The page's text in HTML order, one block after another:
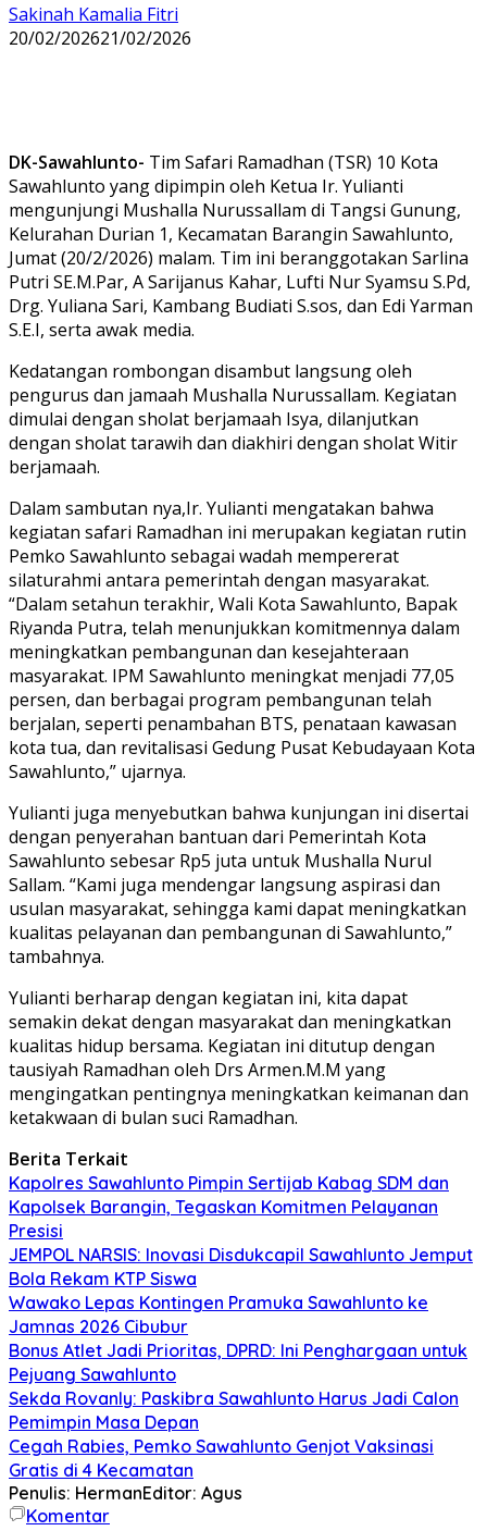
Sakinah Kamalia Fitri
20/02/202621/02/2026
DK-Sawahlunto- Tim Safari Ramadhan (TSR) 10 Kota
Sawahlunto yang dipimpin oleh Ketua Ir. Yulianti
mengunjungi Mushalla Nurussallam di Tangsi Gunung,
Kelurahan Durian 1, Kecamatan Barangin Sawahlunto,
Jumat (20/2/2026) malam. Tim ini beranggotakan Sarlina
Putri SE.M.Par, A Sarijanus Kahar, Lufti Nur Syamsu S.Pd,
Drg. Yuliana Sari, Kambang Budiati S.sos, dan Edi Yarman
S.E.I, serta awak media.
Kedatangan rombongan disambut langsung oleh
pengurus dan jamaah Mushalla Nurussallam. Kegiatan
dimulai dengan sholat berjamaah Isya, dilanjutkan
dengan sholat tarawih dan diakhiri dengan sholat Witir
berjamaah.
Dalam sambutan nya,Ir. Yulianti mengatakan bahwa
kegiatan safari Ramadhan ini merupakan kegiatan rutin
Pemko Sawahlunto sebagai wadah mempererat
silaturahmi antara pemerintah dengan masyarakat.
“Dalam setahun terakhir, Wali Kota Sawahlunto, Bapak
Riyanda Putra, telah menunjukkan komitmennya dalam
meningkatkan pembangunan dan kesejahteraan
masyarakat. IPM Sawahlunto meningkat menjadi 77,05
persen, dan berbagai program pembangunan telah
berjalan, seperti penambahan BTS, penataan kawasan
kota tua, dan revitalisasi Gedung Pusat Kebudayaan Kota
Sawahlunto,” ujarnya.
Yulianti juga menyebutkan bahwa kunjungan ini disertai
dengan penyerahan bantuan dari Pemerintah Kota
Sawahlunto sebesar Rp5 juta untuk Mushalla Nurul
Sallam. “Kami juga mendengar langsung aspirasi dan
usulan masyarakat, sehingga kami dapat meningkatkan
kualitas pelayanan dan pembangunan di Sawahlunto,”
tambahnya.
Yulianti berharap dengan kegiatan ini, kita dapat
semakin dekat dengan masyarakat dan meningkatkan
kualitas hidup bersama. Kegiatan ini ditutup dengan
tausiyah Ramadhan oleh Drs Armen.M.M yang
mengingatkan pentingnya meningkatkan keimanan dan
ketakwaan di bulan suci Ramadhan.
Berita Terkait
Kapolres Sawahlunto Pimpin Sertijab Kabag SDM dan
Kapolsek Barangin, Tegaskan Komitmen Pelayanan
Presisi
JEMPOL NARSIS: Inovasi Disdukcapil Sawahlunto Jemput
Bola Rekam KTP Siswa
Wawako Lepas Kontingen Pramuka Sawahlunto ke
Jamnas 2026 Cibubur
Bonus Atlet Jadi Prioritas, DPRD: Ini Penghargaan untuk
Pejuang Sawahlunto
Sekda Rovanly: Paskibra Sawahlunto Harus Jadi Calon
Pemimpin Masa Depan
Cegah Rabies, Pemko Sawahlunto Genjot Vaksinasi
Gratis di 4 Kecamatan
Penulis: HermanEditor: Agus
Komentar